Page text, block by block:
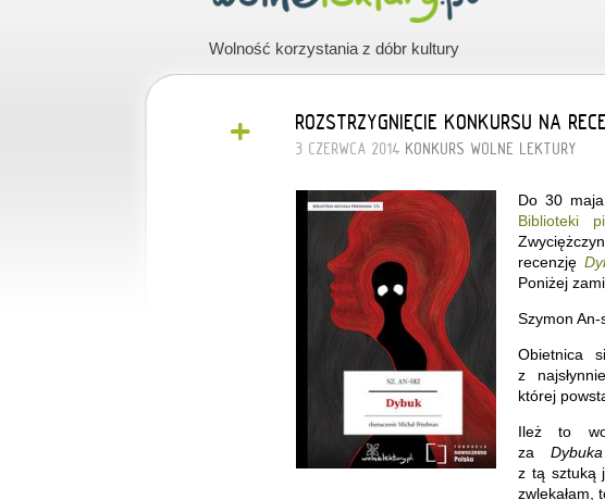
Wolność korzystania z dóbr kultury
+ ROZSTRZYGNIĘCIE KONKURSU NA
3 CZERWCA 2014 KONKURS WOLNE LEKTURY
Do 30 maja
Biblioteki
recenzję
Poniżej
Szymon An-
Obietnica
z
której
Ileż to
za Dybuka
z tą sztuką
zwlekałam,